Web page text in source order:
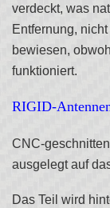
verdeckt, was
Entfernung,
bewiesen,
funktioniert.
RIGID-
CNC-
ausgelegt auf
Das Teil wird